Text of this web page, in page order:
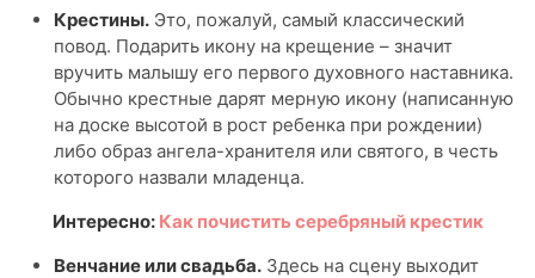
Крестины. Это, пожалуй, самый классический
повод. Подарить икону на крещение – значит
вручить малышу его первого духовного наставника.
Обычно крестные дарят мерную икону (написанную
на доске высотой в рост ребенка при рождении)
либо образ ангела-хранителя или святого, в честь
которого назвали младенца.
Интересно: Как почистить серебряный крестик
Венчание или свадьба. Здесь на сцену выходит